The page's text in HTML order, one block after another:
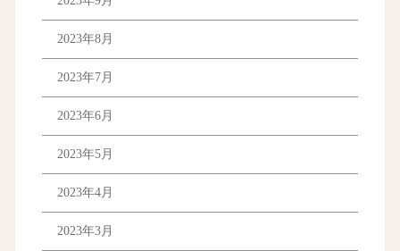
2023年8月
2023年7月
2023年6月
2023年5月
2023年4月
2023年3月